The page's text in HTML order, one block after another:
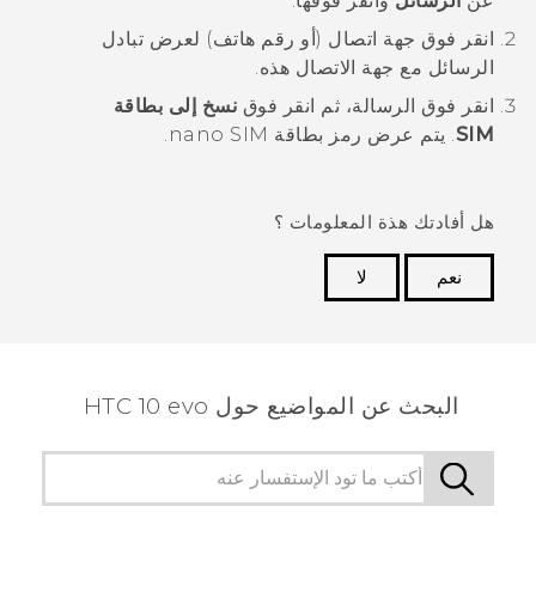
أجهزة HTC والملحقات
انقر فوق جهة اتصال (أو رقم هاتف) لعرض تبادل
الرسائل مع جهة الاتصال هذه.
انقر فوق الرسالة، ثم انقر فوق نسخ إلى بطاقة
SIM يتم عرض رمز بطاقة nano SIM
هل أفادتك هذة المعلومات ؟
نعم
لا
البحث عن المواضيع حول HTC 10 evo